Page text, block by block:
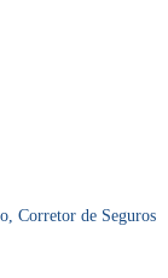
Corretor de Seguros